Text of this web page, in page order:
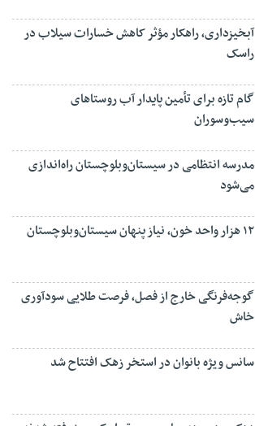
آبخیزداری، راهکار مؤثر کاهش خسارات سیلاب در
راسک
گام تازه برای تأمین پایدار آب روستاهای
سیب‌وسوران
مدرسه انتظامی در سیستان‌وبلوچستان راه‌اندازی
می‌شود
۱۲ هزار واحد خون، نیاز پنهان سیستان‌وبلوچستان
گوجه‌فرنگی خارج از فصل، فرصت طلایی سودآوری
خاش
سانس ویژه بانوان در استخر زهک افتتاح شد